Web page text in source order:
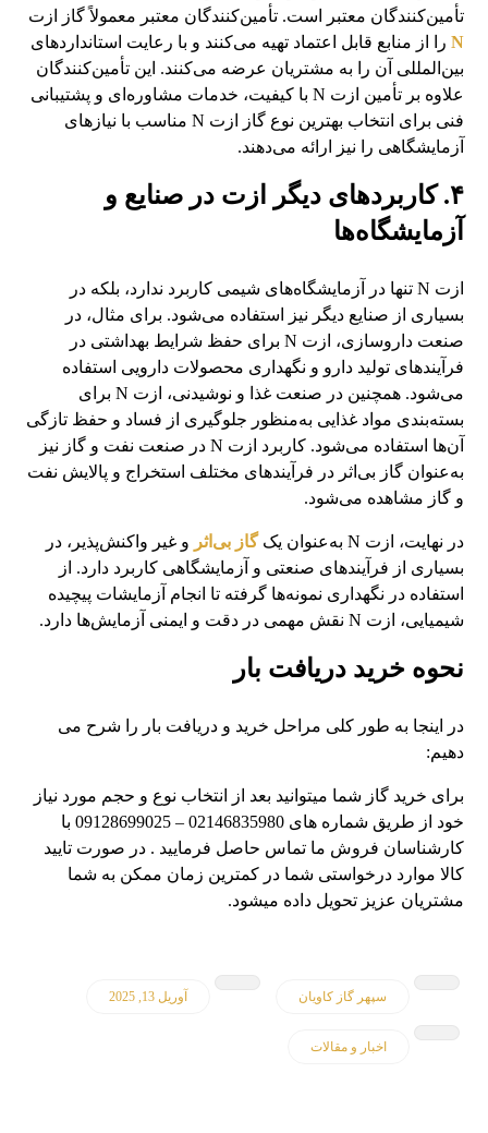
تأمین‌کنندگان معتبر است. تأمین‌کنندگان معتبر معمولاً گاز ازت
N را از منابع قابل اعتماد تهیه می‌کنند و با رعایت استانداردهای
بین‌المللی آن را به مشتریان عرضه می‌کنند. این تأمین‌کنندگان
علاوه بر تأمین ازت N با کیفیت، خدمات مشاوره‌ای و پشتیبانی
فنی برای انتخاب بهترین نوع گاز ازت N مناسب با نیازهای
آزمایشگاهی را نیز ارائه می‌دهند.
۴. کاربردهای دیگر ازت در صنایع و
آزمایشگاه‌ها
ازت N تنها در آزمایشگاه‌های شیمی کاربرد ندارد، بلکه در
بسیاری از صنایع دیگر نیز استفاده می‌شود. برای مثال، در
صنعت داروسازی، ازت N برای حفظ شرایط بهداشتی در
فرآیندهای تولید دارو و نگهداری محصولات دارویی استفاده
می‌شود. همچنین در صنعت غذا و نوشیدنی، ازت N برای
بسته‌بندی مواد غذایی به‌منظور جلوگیری از فساد و حفظ تازگی
آن‌ها استفاده می‌شود. کاربرد ازت N در صنعت نفت و گاز نیز
به‌عنوان گاز بی‌اثر در فرآیندهای مختلف استخراج و پالایش نفت
و گاز مشاهده می‌شود.
در نهایت، ازت N به‌عنوان یک گاز بی‌اثر و غیر واکنش‌پذیر، در
بسیاری از فرآیندهای صنعتی و آزمایشگاهی کاربرد دارد. از
استفاده در نگهداری نمونه‌ها گرفته تا انجام آزمایشات پیچیده
شیمیایی، ازت N نقش مهمی در دقت و ایمنی آزمایش‌ها دارد.
نحوه خرید دریافت بار
در اینجا به طور کلی مراحل خرید و دریافت بار را شرح می
دهیم:
برای خرید گاز شما میتوانید بعد از انتخاب نوع و حجم مورد نیاز
خود از طریق شماره های 02146835980 – 09128699025 با
کارشناسان فروش ما تماس حاصل فرمایید . در صورت تایید
کالا موارد درخواستی شما در کمترین زمان ممکن به شما
مشتریان عزیز تحویل داده میشود.
سپهر گاز کاویان آوریل 13, 2025
اخبار و مقالات